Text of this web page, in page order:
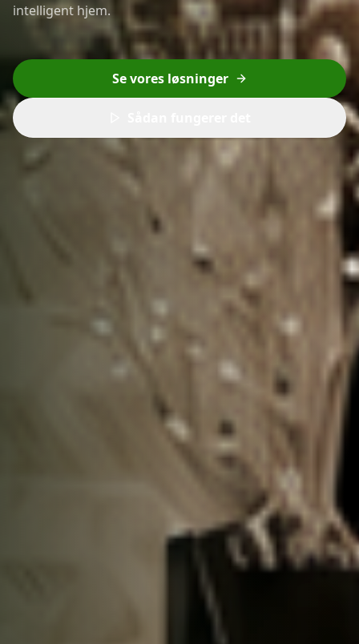
intelligent hjem.
Se vores løsninger